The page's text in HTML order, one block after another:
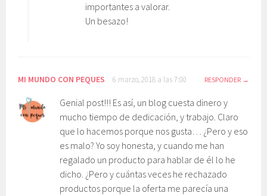
importantes a valorar.
Un besazo!
MI MUNDO CON PEQUES 6 marzo, 2018 a las 7:00 RESPONDER
Genial post!!! Es así, un blog cuesta dinero y
mucho tiempo de dedicación, y trabajo. Claro
que lo hacemos porque nos gusta… ¿Pero y eso
es malo? Yo soy honesta, y cuando me han
regalado un producto para hablar de él lo he
dicho. ¿Pero y cuántas veces he rechazado
productos porque la oferta me parecía una